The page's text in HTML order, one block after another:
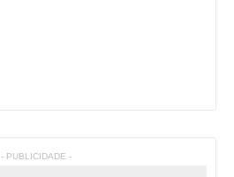
- PUBLICIDADE -